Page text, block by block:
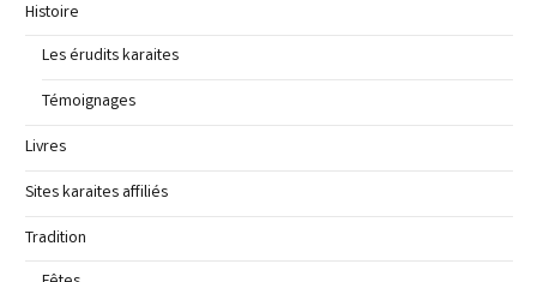
Histoire
Les érudits karaites
Témoignages
Livres
Sites karaites affiliés
Tradition